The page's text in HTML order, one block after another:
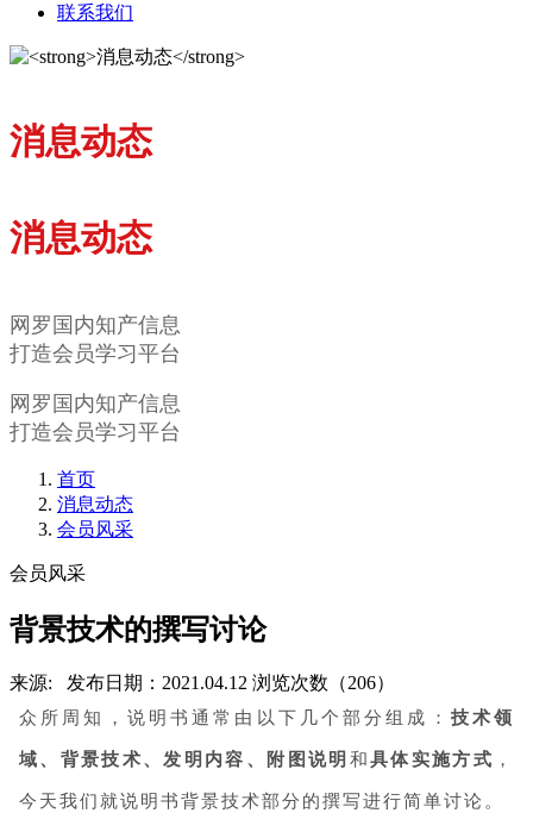
联系我们
消息动态
消息动态
网罗国内知产信息
打造会员学习平台
网罗国内知产信息
打造会员学习平台
首页
消息动态
会员风采
会员风采
背景技术的撰写讨论
来源: 发布日期：2021.04.12 浏览次数（206）
众所周知，说明书通常由以下几个部分组成： 技术领
域、背景技术、发明内容、附图说明 和具体实施方式 ，
今天我们就说明书背景技术部分的撰写进行简单讨论。